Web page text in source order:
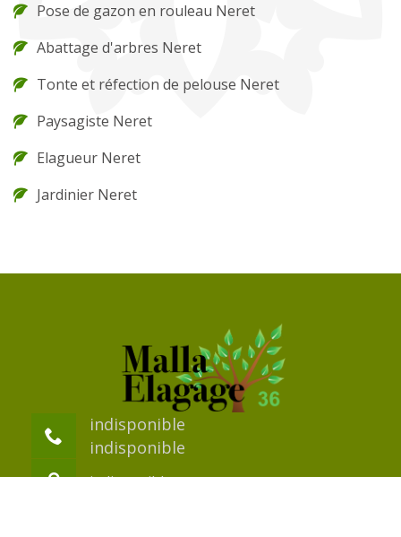
Pose de gazon en rouleau Neret
Abattage d'arbres Neret
Tonte et réfection de pelouse Neret
Paysagiste Neret
Elagueur Neret
Jardinier Neret
indisponible
indisponible
indisponible